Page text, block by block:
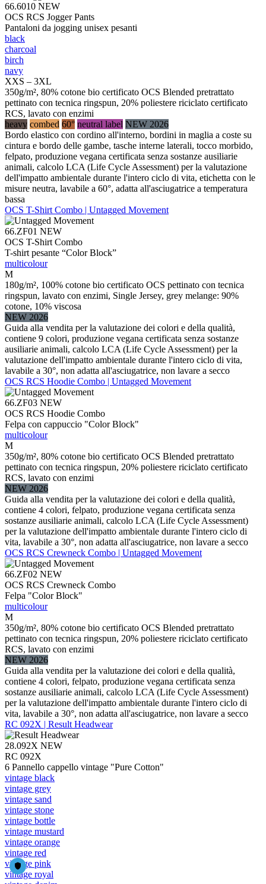
66.6010 NEW
OCS RCS Jogger Pants
Pantaloni da jogging unisex pesanti
black
charcoal
birch
navy
XXS – 3XL
350g/m², 80% cotone bio certificato OCS Blended pretrattato
pettinato con tecnica ringspun, 20% poliestere riciclato certificato
RCS, lavato con enzimi
heavy combed 60° neutral label NEW 2026
Bordo elastico con cordino all'interno, bordini in maglia a coste su
cintura e bordo delle gambe, tasche interne laterali, tocco morbido,
felpato, produzione vegana certificata senza sostanze ausiliarie
animali, calcolo LCA (Life Cycle Assessment) per la valutazione
dell'impatto ambientale durante l'intero ciclo di vita, etichetta con le
misure neutra, lavabile a 60°, adatta all'asciugatrice a temperatura
bassa
OCS T-Shirt Combo | Untagged Movement
66.ZF01 NEW
OCS T-Shirt Combo
T-shirt pesante “Color Block”
multicolour
M
180g/m², 100% cotone bio certificato OCS pettinato con tecnica
ringspun, lavato con enzimi, Single Jersey, grey melange: 90%
cotone, 10% viscosa
NEW 2026
Guida alla vendita per la valutazione dei colori e della qualità,
contiene 9 colori, produzione vegana certificata senza sostanze
ausiliarie animali, calcolo LCA (Life Cycle Assessment) per la
valutazione dell'impatto ambientale durante l'intero ciclo di vita,
lavabile a 30°, non adatta all'asciugatrice, non lavare a secco
OCS RCS Hoodie Combo | Untagged Movement
66.ZF03 NEW
OCS RCS Hoodie Combo
Felpa con cappuccio "Color Block"
multicolour
M
350g/m², 80% cotone bio certificato OCS Blended pretrattato
pettinato con tecnica ringspun, 20% poliestere riciclato certificato
RCS, lavato con enzimi
NEW 2026
Guida alla vendita per la valutazione dei colori e della qualità,
contiene 4 colori, felpato, produzione vegana certificata senza
sostanze ausiliarie animali, calcolo LCA (Life Cycle Assessment)
per la valutazione dell'impatto ambientale durante l'intero ciclo di
vita, lavabile a 30°, non adatta all'asciugatrice, non lavare a secco
OCS RCS Crewneck Combo | Untagged Movement
66.ZF02 NEW
OCS RCS Crewneck Combo
Felpa "Color Block"
multicolour
M
350g/m², 80% cotone bio certificato OCS Blended pretrattato
pettinato con tecnica ringspun, 20% poliestere riciclato certificato
RCS, lavato con enzimi
NEW 2026
Guida alla vendita per la valutazione dei colori e della qualità,
contiene 4 colori, felpato, produzione vegana certificata senza
sostanze ausiliarie animali, calcolo LCA (Life Cycle Assessment)
per la valutazione dell'impatto ambientale durante l'intero ciclo di
vita, lavabile a 30°, non adatta all'asciugatrice, non lavare a secco
RC 092X | Result Headwear
28.092X NEW
RC 092X
6 Pannello cappello vintage "Pure Cotton"
vintage black
vintage grey
vintage sand
vintage stone
vintage bottle
vintage mustard
vintage orange
vintage red
vintage pink
vintage royal